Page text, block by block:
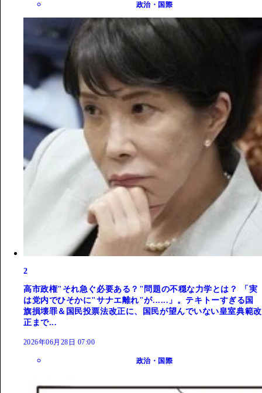
政治・国際
2
高市政権"それ急ぐ必要ある？"問題の不穏な力学とは？ 「実
は党内でひそかに"サナエ離れ"が......」。テキトーすぎる国
旗損壊罪＆国民投票法改正に、国民が望んでいない皇室典範改
正まで...
2026年06月28日 07:00
政治・国際